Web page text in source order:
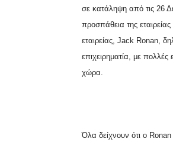
σε κατάληψη από τις 26
προσπάθεια της
εταιρείας, Jack Ronan ,
επιχειρηματία, με πολλές
χώρα.
Όλα δείχνουν ότι ο Ronan